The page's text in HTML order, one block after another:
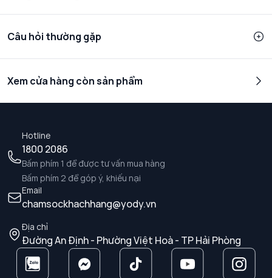
Câu hỏi thường gặp
Xem cửa hàng còn sản phẩm
Hotline
1800 2086
Bấm phím 1 để được tư vấn mua hàng
Bấm phím 2 để góp ý, khiếu nại
Email
chamsockhachhang@yody.vn
Địa chỉ
Đường An Định - Phường Việt Hoà - TP Hải Phòng